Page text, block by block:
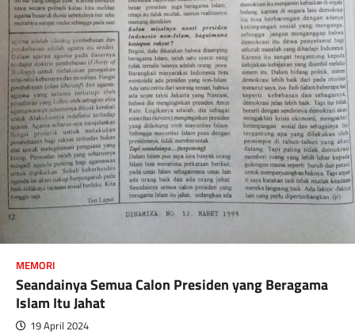
MEMORI
Seandainya Semua Calon Presiden yang Beragama
Islam Itu Jahat
19 April 2024